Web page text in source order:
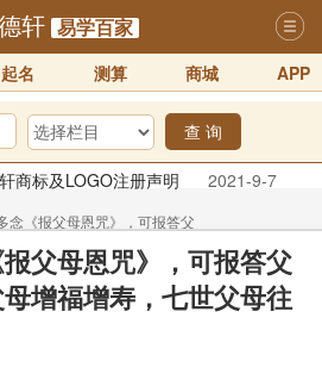
轩 易学百家
起名 测算 商城 APP
查 询
商标及LOGO注册声明
2021-9-7
命理相学，ai智能体客服系统开通，欢迎
欢迎大家来体验新程序及感觉！！
念《报父母恩咒》，可报答父
七世父母往生净土
父母恩咒》，可报答父
增福增寿，七世父母往